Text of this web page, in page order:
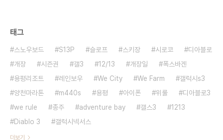
태그
스노우보드 S13P 슬로프 스키장 시로코
디아블로
개장
시즌권 갤3 12/13 개장일
폭스바겐
용평리조트
레인보우 We City We Farm
갤럭시s3
양천마라톤
m440s 용평 아이폰 위룰
디아블로3
we rule
종주 adventure bay 갤스3
1213
Diablo 3
갤럭시넥서스
더보기